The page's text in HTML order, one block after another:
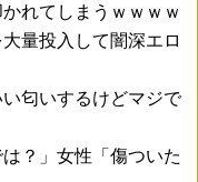
れてしまうｗｗｗｗ
量投入して闇深エロ
匂いするけどマジで
？」女性「傷ついた